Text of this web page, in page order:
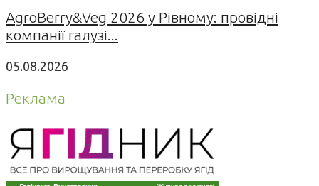
AgroBerry&Veg 2026 у Рівному: провідні
компанії галузі...
05.08.2026
Реклама